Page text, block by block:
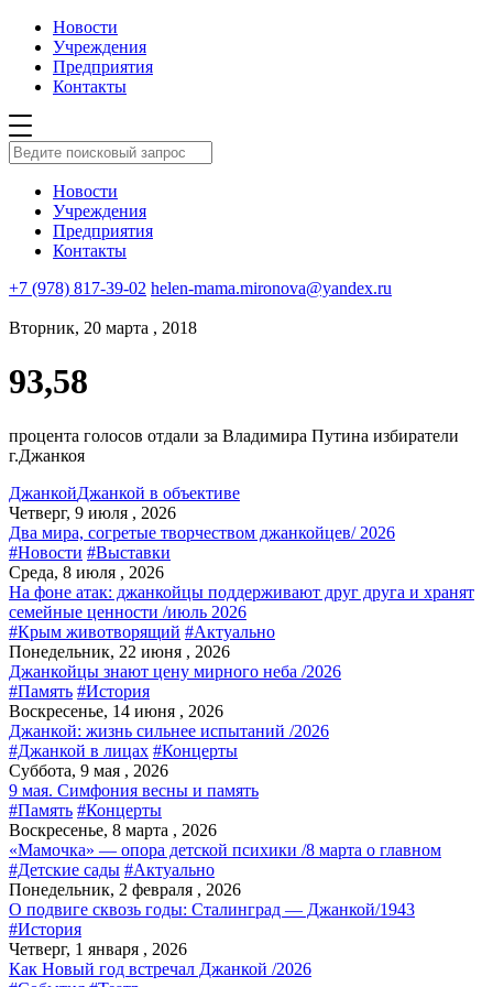
Новости
Учреждения
Предприятия
Контакты
Новости
Учреждения
Предприятия
Контакты
+7 (978) 817-39-02 helen-mama.mironova@yandex.ru
Вторник, 20 марта , 2018
93,58
процента голосов отдали за Владимира Путина избиратели
г.Джанкоя
ДжанкойДжанкой в объективе
Четверг, 9 июля , 2026
Два мира, согретые творчеством джанкойцев/ 2026
#Новости #Выставки
Среда, 8 июля , 2026
На фоне атак: джанкойцы поддерживают друг друга и хранят
семейные ценности /июль 2026
#Крым животворящий #Актуально
Понедельник, 22 июня , 2026
Джанкойцы знают цену мирного неба /2026
#Память #История
Воскресенье, 14 июня , 2026
Джанкой: жизнь сильнее испытаний /2026
#Джанкой в лицах #Концерты
Суббота, 9 мая , 2026
9 мая. Симфония весны и память
#Память #Концерты
Воскресенье, 8 марта , 2026
«Мамочка» — опора детской психики /8 марта о главном
#Детские сады #Актуально
Понедельник, 2 февраля , 2026
О подвиге сквозь годы: Сталинград — Джанкой/1943
#История
Четверг, 1 января , 2026
Как Новый год встречал Джанкой /2026